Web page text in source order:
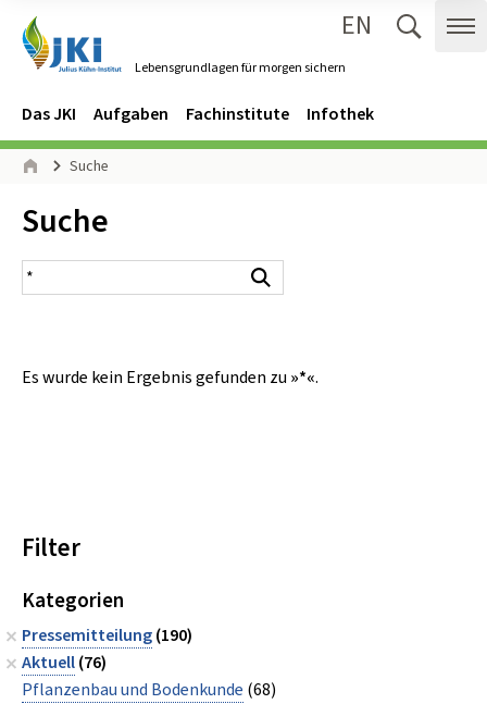
Lebensgrundlagen für morgen sichern
EN
Navigation
Hauptmenü
Das JKI Aufgaben Fachinstitute Infothek
Seitenpfad
Suche
Inhalt:
Suche
Suchergebnis
Es wurde kein Ergebnis gefunden zu »*«.
Filter
Kategorien
Pressemitteilung(190)
Aktuell(76)
Pflanzenbau und Bodenkunde (68)